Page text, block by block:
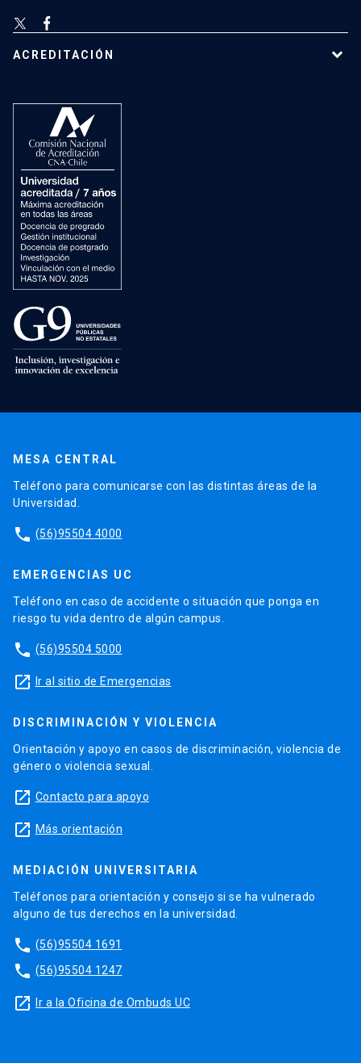
ACREDITACIÓN
MESA CENTRAL
Teléfono para comunicarse con las distintas áreas de la
Universidad.
phone (56)95504 4000
EMERGENCIAS UC
Teléfono en caso de accidente o situación que ponga en
riesgo tu vida dentro de algún campus.
phone (56)95504 5000
launch Ir al sitio de Emergencias
DISCRIMINACIÓN Y VIOLENCIA
Orientación y apoyo en casos de discriminación, violencia de
género o violencia sexual.
launch Contacto para apoyo
launch Más orientación
MEDIACIÓN UNIVERSITARIA
Teléfonos para orientación y consejo si se ha vulnerado
alguno de tus derechos en la universidad.
phone (56)95504 1691
phone (56)95504 1247
launch Ir a la Oficina de Ombuds UC